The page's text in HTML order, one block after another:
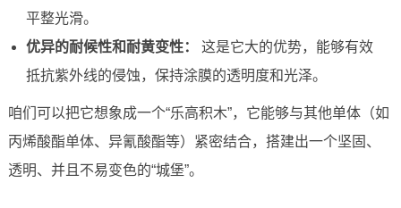
平整光滑。
优异的耐候性和耐黄变性：
这是它大的优势，能够有效
抵抗紫外线的侵蚀，保持涂膜的透明度和光泽。
咱们可以把它想象成一个“乐高积木”，它能够与其他单体（如
丙烯酸酯单体、异氰酸酯等）紧密结合，搭建出一个坚固、
透明、并且不易变色的“城堡”。